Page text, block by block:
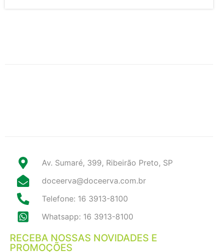
Av. Sumaré, 399, Ribeirão Preto, SP
doceerva@doceerva.com.br
Telefone: 16 3913-8100
Whatsapp: 16 3913-8100
RECEBA NOSSAS NOVIDADES E
PROMOÇÕES